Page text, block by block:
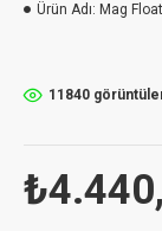
Ürün Adı: Mag
11840